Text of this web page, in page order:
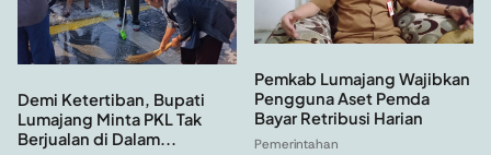
Demi Ketertiban, Bupati
Lumajang Minta PKL Tak
Berjualan di Dalam...
Pemkab Lumajang Wajibkan
Pengguna Aset Pemda
Bayar Retribusi Harian
Pemerintahan